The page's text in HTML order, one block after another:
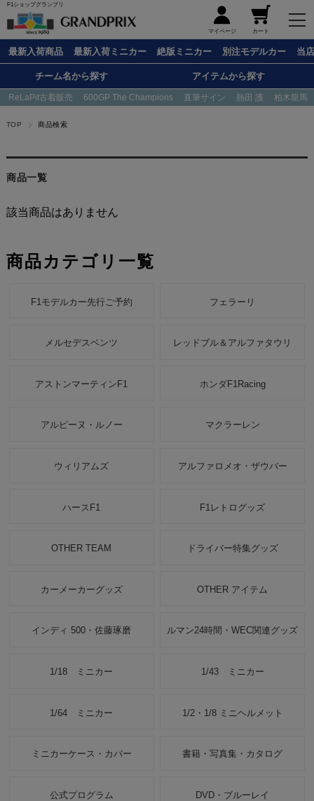
F1ショップグランプリ
マイページ カート
最新入荷商品 最新入荷ミニカー 絶版ミニカー 別注モデルカー 当
チーム名から探す アイテムから探す
ReLaPit古着販売 600GP The Champions 直筆サイン 熱田 護 柏木龍馬
TOP 商品検索
商品一覧
該当商品はありません
商品カテゴリ一覧
F1モデルカー先行ご予約 フェラーリ
メルセデスベンツ レッドブル＆アルファタウリ
アストンマーティンF1 ホンダF1Racing
アルピーヌ・ルノー マクラーレン
ウィリアムズ アルファロメオ・ザウバー
ハースF1 F1レトログッズ
OTHER TEAM ドライバー特集グッズ
カーメーカーグッズ OTHER アイテム
インディ 500・佐藤琢磨 ルマン24時間・WEC関連グッズ
1/18 ミニカー 1/43 ミニカー
1/64 ミニカー 1/2・1/8 ミニヘルメット
ミニカーケース・カバー 書籍・写真集・カタログ
公式プログラム DVD・ブルーレイ